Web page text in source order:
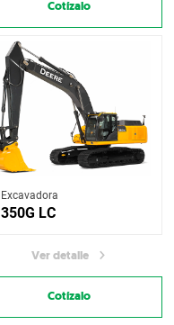
Cotízalo
Excavadora
350G LC
Ver detalle
Cotízalo